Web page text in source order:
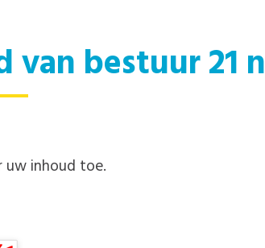
van bestuur 21
uw inhoud toe.